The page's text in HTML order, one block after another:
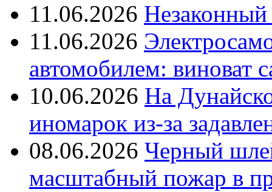
11.06.2026
11.06.2026
автомобилем: виноват
10.06.2026 На
иномарок из-за
08.06.2026 Черный
масштабный пожар в